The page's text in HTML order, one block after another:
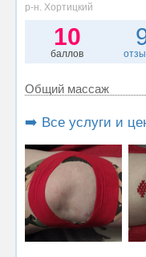
р-н. Хортицкий
10
баллов
Общий массаж
➡️ Все услуги и